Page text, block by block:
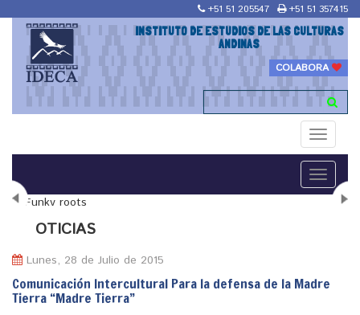
+51 51 205547 +51 51 357415
INSTITUTO DE ESTUDIOS DE LAS CULTURAS
ANDINAS
COLABORA
Toggle
Toggle
OTICIAS
Lunes, 28 de Julio de 2015
Comunicación Intercultural Para la defensa de la Madre
Tierra “Madre Tierra”